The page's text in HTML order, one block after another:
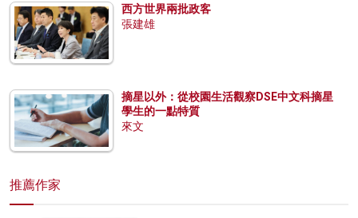
西方世界兩批政客
張建雄
摘星以外：從校園生活觀察DSE中文科摘星
學生的一點特質
來文
推薦作家